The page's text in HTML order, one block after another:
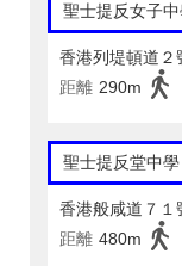
聖士提反女子
香港列堤頓道２
距離 290m
聖士提反堂中學
香港般咸道７１
距離 480m